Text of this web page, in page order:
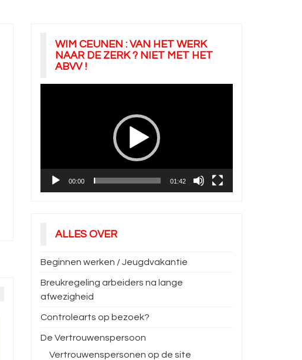
WIM CEUNEN : VAN HET WERK
NAAR DE ZERK ? NIET MET HET
ABVV !
00:00 01:42
ALLES OVER
Beginnen werken / Jeugdvakantie
Breukregeling arbeiders na lange
afwezigheid
Controlearts op bezoek?
De Vertrouwenspersoon
Vertrouwenspersonen op de site